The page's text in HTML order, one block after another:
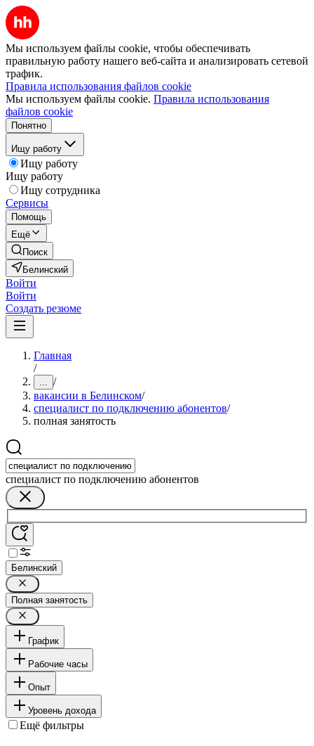
Мы используем файлы cookie, чтобы обеспечивать
правильную работу нашего веб-сайта и анализировать сетевой
трафик.
Правила использования файлов cookie
Мы используем файлы cookie. Правила использования
файлов cookie
Понятно
Ищу работу
Ищу работу
Ищу работу
Ищу сотрудника
Сервисы
Помощь
Ещё
Поиск
Белинский
Войти
Войти
Создать резюме
Главная
/
... /
вакансии в Белинском/
специалист по подключению абонентов/
полная занятость
специалист по подключению абонентов
Белинский
Полная занятость
График
Рабочие часы
Опыт
Уровень дохода
Ещё фильтры